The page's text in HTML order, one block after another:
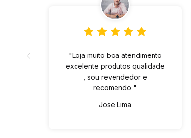
"Loja muito boa atendimento
excelente produtos qualidade
, sou revendedor e
recomendo "
Jose Lima